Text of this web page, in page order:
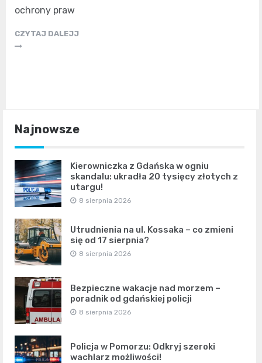
ochrony praw
CZYTAJ DALEJJ
Najnowsze
Kierowniczka z Gdańska w ogniu
skandalu: ukradła 20 tysięcy złotych z
utargu!
8 sierpnia 2026
Utrudnienia na ul. Kossaka – co zmieni
się od 17 sierpnia?
8 sierpnia 2026
Bezpieczne wakacje nad morzem –
poradnik od gdańskiej policji
8 sierpnia 2026
Policja w Pomorzu: Odkryj szeroki
wachlarz możliwości!